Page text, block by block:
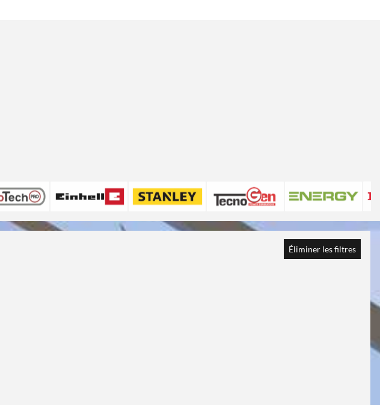
Éliminer les filtres